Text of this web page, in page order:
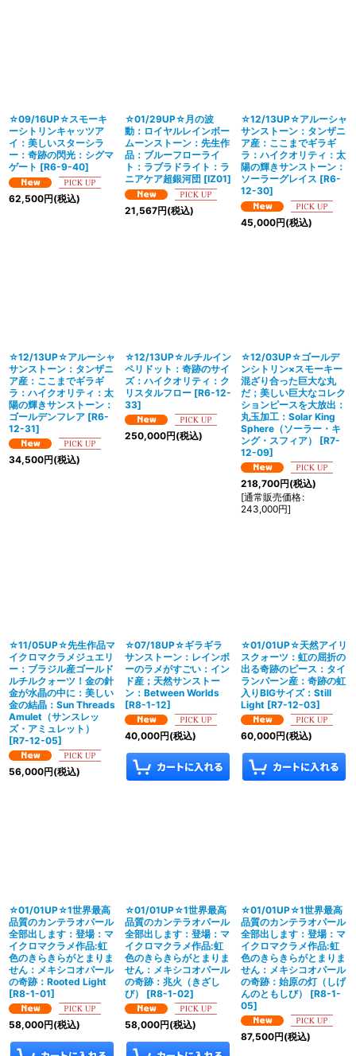
☆09/16UP☆スモーキ
ーシトリンキャッツア
イ：美しいスターシラ
ー：奇跡の閃光：シグマ
ゲート [R6-9-40]
62,500円(税込)
☆01/29UP☆月の波
動：ロイヤルレインボー
ムーンストーン：先生作
品：ブルーフローライ
ト：ラブラドライト：ラ
ニアケア超銀河団 [IZ01]
21,567円(税込)
☆12/13UP☆アルーシャ
サンストーン：タンザニ
ア産：ここまでギラギ
ラ：ハイクオリティ：太
陽の輝きサンストーン：
ソーラーグレイス [R6-
12-30]
45,000円(税込)
☆12/13UP☆アルーシャ
サンストーン：タンザニ
ア産：ここまでギラギ
ラ：ハイクオリティ：太
陽の輝きサンストーン：
ゴールデンフレア [R6-
12-31]
34,500円(税込)
☆12/13UP☆ルチルイン
ペリドット：奇跡のサイ
ズ：ハイクオリティ：ク
リスタルフロー [R6-12-
33]
250,000円(税込)
☆12/03UP☆ゴールデ
ンシトリン×スモーキー
混ざり合った巨大な丸
だ；美しい巨大なコレク
ションピースを大放出：
丸玉加工：Solar King
Sphere（ソーラー・キ
ング・スフィア）
[R7-
12-09]
218,700円(税込)
[通常販売価格:
243,000円]
☆11/05UP☆先生作品マ
イクロマクラメジュエリ
ー：ブラジル産ゴールド
ルチルクォーツ！金の針
金が水晶の中に：美しい
金の結晶：Sun Threads
Amulet（サンスレッ
ズ・アミュレット）
[R7-12-05]
56,000円(税込)
☆07/18UP☆ギラギラ
サンストーン：レインボ
ーのラメがすごい：イン
ド産；天然サンストー
ン：Between Worlds
[R8-1-12]
40,000円(税込)
☆01/01UP☆天然アイリ
スクォーツ：虹の屈折の
出る奇跡のピース：タイ
ランパーン産：奇跡の虹
入りBIGサイズ：Still
Light [R7-12-03]
60,000円(税込)
☆01/01UP☆1世界最高
品質のカンテラオパール
全部出します：登場：マ
イクロマクラメ作品:虹
色のきらきらがとまりま
せん：メキシコオパール
の奇跡：Rooted Light
[R8-1-01]
58,000円(税込)
☆01/01UP☆1世界最高
品質のカンテラオパール
全部出します：登場：マ
イクロマクラメ作品:虹
色のきらきらがとまりま
せん：メキシコオパール
の奇跡：兆火（きざし
び）
[R8-1-02]
58,000円(税込)
☆01/01UP☆1世界最高
品質のカンテラオパール
全部出します：登場：マ
イクロマクラメ作品:虹
色のきらきらがとまりま
せん：メキシコオパール
の奇跡：始原の灯（しげ
んのともしび）
[R8-1-
05]
87,500円(税込)